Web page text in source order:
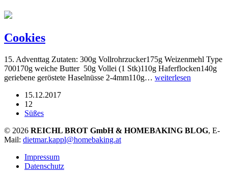
Cookies
15. Adventtag Zutaten: 300g Vollrohrzucker175g Weizenmehl Type
700170g weiche Butter 50g Vollei (1 Stk)110g Haferflocken140g
geriebene geröstete Haselnüsse 2-4mm110g… weiterlesen
15.12.2017
12
Süßes
© 2026 REICHL BROT GmbH & HOMEBAKING BLOG, E-
Mail: dietmar.kappl@homebaking.at
Impressum
Datenschutz